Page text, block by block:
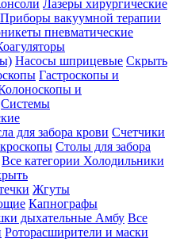
Лазеры хирургические
Приборы вакуумной терапии
пневматические
Насосы шприцевые Скрыть
Гастроскопы и
и
Системы
для забора крови Счетчики
Столы для забора
Все категории Холодильники
Жгуты
Капнографы
дыхательные Амбу Все
Роторасширители и маски